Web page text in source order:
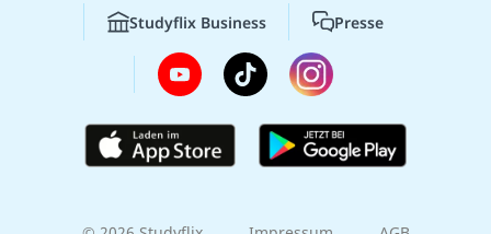
Studyflix Business Presse